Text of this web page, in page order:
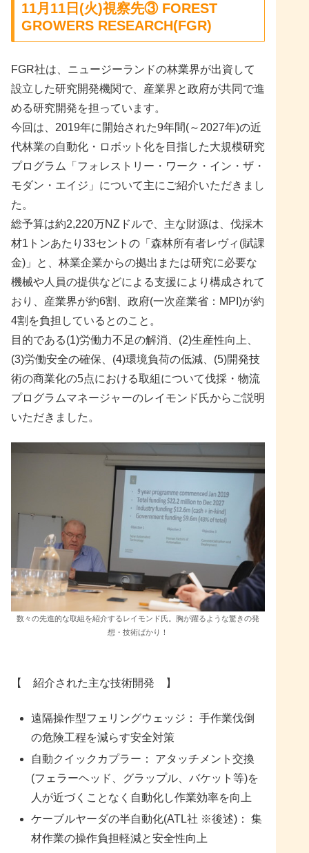
11月11日(火)視察先③ FOREST
GROWERS RESEARCH(FGR)
FGR社は、ニュージーランドの林業界が出資して
設立した研究開発機関で、産業界と政府が共同で進
める研究開発を担っています。
今回は、2019年に開始された9年間(～2027年)の近
代林業の自動化・ロボット化を目指した大規模研究
プログラム「フォレストリー・ワーク・イン・ザ・
モダン・エイジ」について主にご紹介いただきまし
た。
総予算は約2,220万NZドルで、主な財源は、伐採木
材1トンあたり33セントの「森林所有者レヴィ(賦課
金)」と、林業企業からの拠出または研究に必要な
機械や人員の提供などによる支援により構成されて
おり、産業界が約6割、政府(一次産業省：MPI)が約
4割を負担しているとのこと。
目的である(1)労働力不足の解消、(2)生産性向上、
(3)労働安全の確保、(4)環境負荷の低減、(5)開発技
術の商業化の5点における取組について伐採・物流
プログラムマネージャーのレイモンド氏からご説明
いただきました。
数々の先進的な取組を紹介するレイモンド氏。胸が躍るような驚きの発
想・技術ばかり！
【 紹介された主な技術開発 】
遠隔操作型フェリングウェッジ： 手作業伐倒
の危険工程を減らす安全対策
自動クイックカプラー： アタッチメント交換
(フェラーヘッド、グラップル、バケット等)を
人が近づくことなく自動化し作業効率を向上
ケーブルヤーダの半自動化(ATL社 ※後述)： 集
材作業の操作負担軽減と安全性向上